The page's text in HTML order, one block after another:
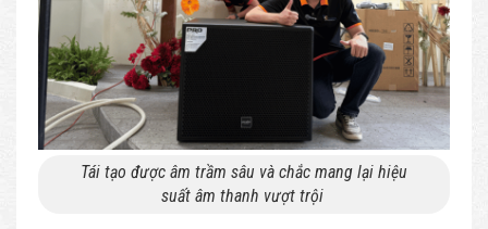
Tái tạo được âm trầm sâu và chắc mang lại hiệu
suất âm thanh vượt trội